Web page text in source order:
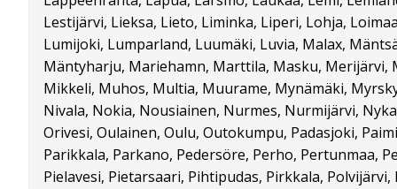
Lestijärvi, Lieksa, Lieto, Liminka, Liperi, Lohja,
Lumijoki, Lumparland, Luumäki, Luvia, Malax,
Mäntyharju, Mariehamn, Marttila, Masku, Merijärvi,
Mikkeli, Muhos, Multia, Muurame, Mynämäki,
Nivala, Nokia, Nousiainen, Nurmes, Nurmijärvi,
Orivesi, Oulainen, Oulu, Outokumpu, Padasjoki,
Parikkala, Parkano, Pedersöre, Perho, Pertunmaa,
Pielavesi, Pietarsaari, Pihtipudas, Pirkkala,